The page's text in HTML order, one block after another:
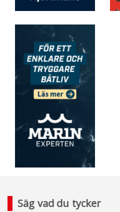
Säg vad du tycker